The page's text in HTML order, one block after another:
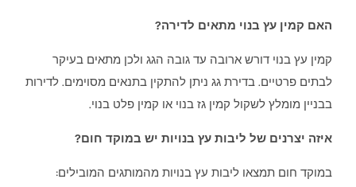
האם קמין עץ בנוי מתאים לדירה?
קמין עץ בנוי דורש ארובה עד גובה הגג ולכן מתאים בעיקר
לבתים פרטיים. בדירת גג ניתן להתקין בתנאים מסוימים. לדירות
בבניין מומלץ לשקול קמין גז בנוי או קמין פלט בנוי.
איזה יצרנים של ליבות עץ בנויות יש במוקד חום?
במוקד חום תמצאו ליבות עץ בנויות מהמותגים המובילים: